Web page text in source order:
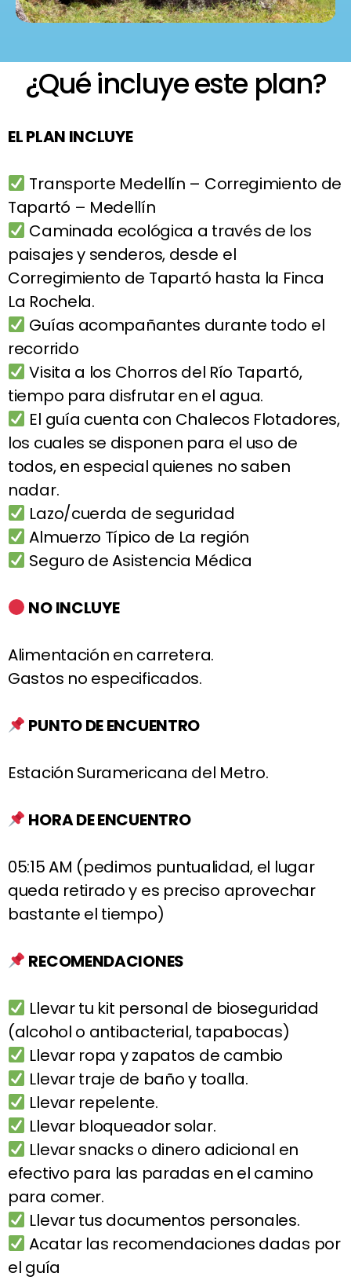
¿Qué incluye este plan?
EL PLAN INCLUYE
Transporte Medellín – Corregimiento de
Tapartó – Medellín
Caminada ecológica a través de los
paisajes y senderos, desde el
Corregimiento de Tapartó hasta la Finca
La Rochela.
Guías acompañantes durante todo el
recorrido
Visita a los Chorros del Río Tapartó,
tiempo para disfrutar en el agua.
El guía cuenta con Chalecos Flotadores,
los cuales se disponen para el uso de
todos, en especial quienes no saben
nadar.
Lazo/cuerda de seguridad
Almuerzo Típico de La región
Seguro de Asistencia Médica
NO INCLUYE
Alimentación en carretera.
Gastos no especificados.
PUNTO DE ENCUENTRO
Estación Suramericana del Metro.
HORA DE ENCUENTRO
05:15 AM (pedimos puntualidad, el lugar
queda retirado y es preciso aprovechar
bastante el tiempo)
RECOMENDACIONES
Llevar tu kit personal de bioseguridad
(alcohol o antibacterial, tapabocas)
Llevar ropa y zapatos de cambio
Llevar traje de baño y toalla.
Llevar repelente.
Llevar bloqueador solar.
Llevar snacks o dinero adicional en
efectivo para las paradas en el camino
para comer.
Llevar tus documentos personales.
Acatar las recomendaciones dadas por
el guía